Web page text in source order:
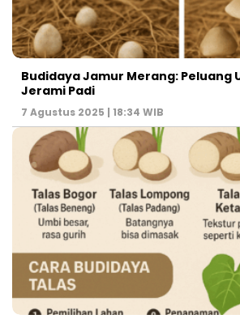
Budidaya Jamur Merang: Peluang
Jerami Padi
7 Agustus 2025 | 18:34 WIB